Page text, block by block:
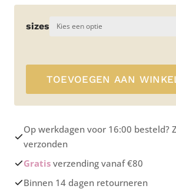
sizes
TOEVOEGEN AAN
Op werkdagen voor 16:00 besteld?
verzonden
Gratis verzending vanaf €80
Binnen 14 dagen retourneren